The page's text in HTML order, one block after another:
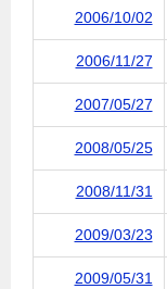
2006/10/02
2006/11/27
2007/05/27
2008/05/25
2008/11/31
2009/03/23
2009/05/31